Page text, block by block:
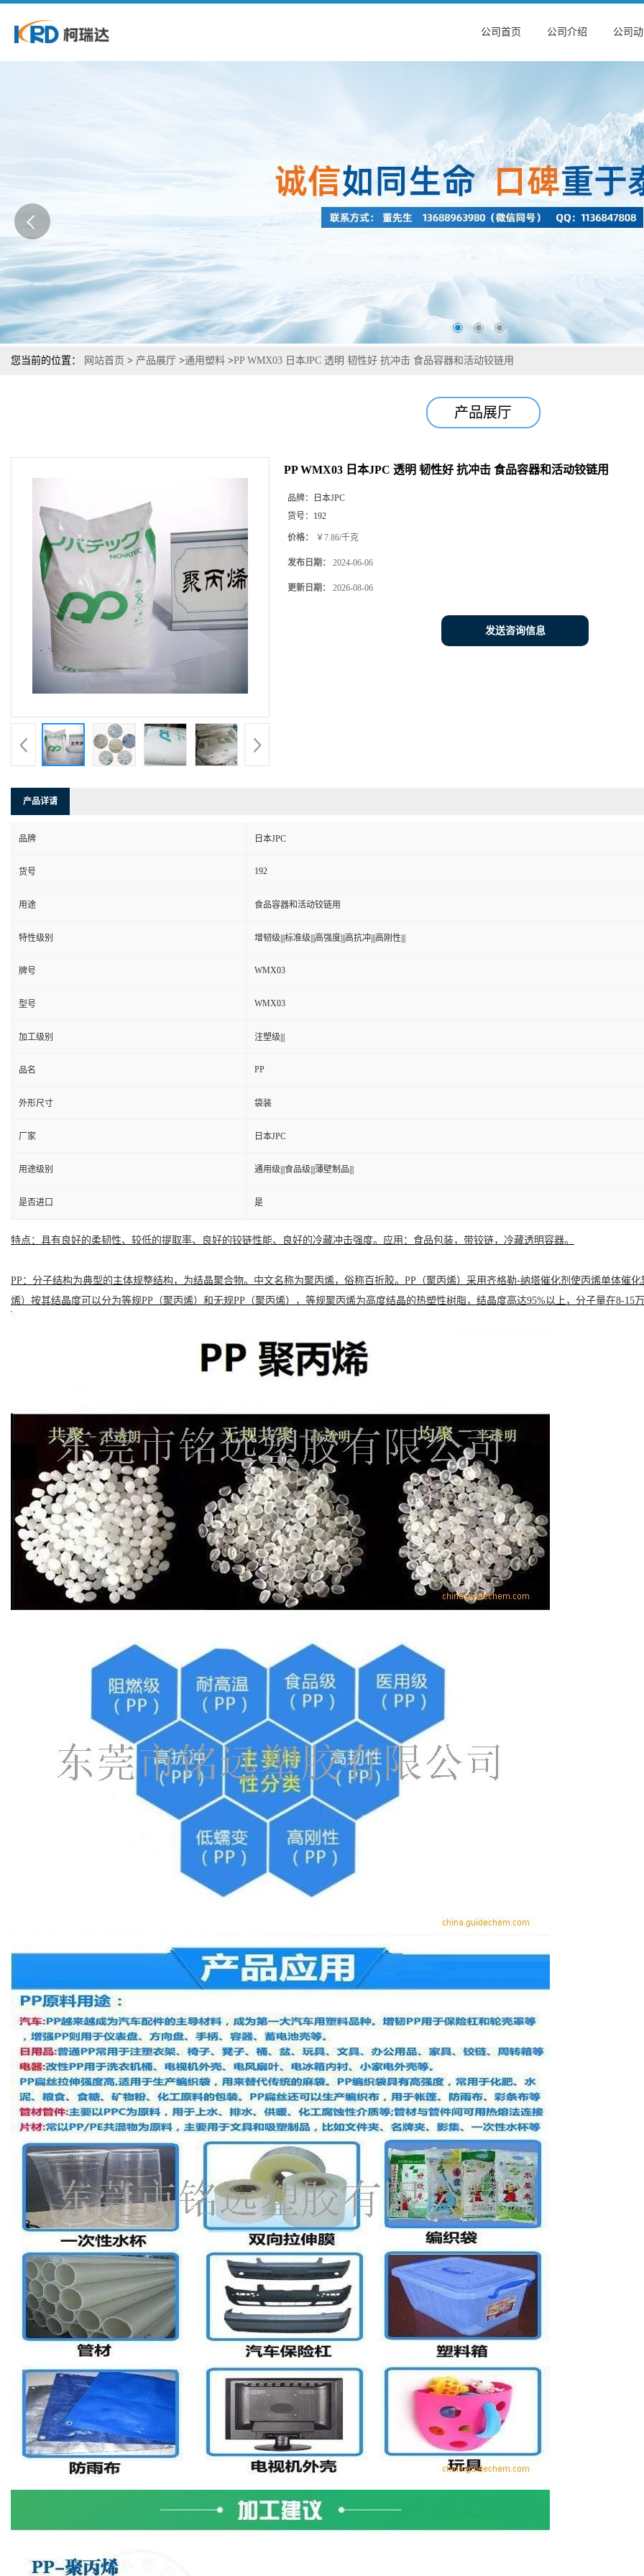
公司首页 公司介绍 公司
您当前的位置： 网站首页 > 产品展厅 >通用塑料 >PP WMX03 日本JPC 透明 韧性好 抗冲击 食品容器和活动铰链用
产品展厅
PP WMX03 日本JPC 透明 韧性好 抗冲击 食品容器和活动铰链用
品牌：
日本JPC
货号： 192
价格： ￥7.86/千克
发布日期： 2024-06-06
更新日期： 2026-08-06
发送咨询信息
产品详请
品牌 日本JPC
货号 192
用途 食品容器和活动铰链用
特性级别 增韧级|||标准级|||高强度|||高抗冲|||高刚性|||
牌号 WMX03
型号 WMX03
加工级别 注塑级|||
品名 PP
外形尺寸 袋装
厂家 日本JPC
用途级别 通用级|||食品级|||薄壁制品|||
是否进口 是
特点：具有良好的柔韧性、较低的提取率、良好的铰链性能、良好的冷藏冲击强度。应用：食品包装，带铰链，冷藏透明容器。
PP：分子结构为典型的主体规整结构，为结晶聚合物。中文名称为聚丙烯，俗称百折胶。PP（聚丙烯）采用齐格勒-纳塔催化剂使丙烯单体催
烯）按其结晶度可以分为等规PP（聚丙烯）和无规PP（聚丙烯），等规聚丙烯为高度结晶的热塑性树脂，结晶度高达95%以上，分子量在8-15